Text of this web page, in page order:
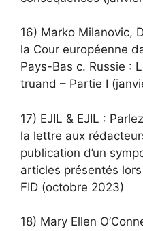
16) Marko Milanovic,
la Cour européenne
Pays-Bas c. Russie :
truand – Partie I
17) EJIL & EJIL :
la lettre aux
publication d’un
articles présentés
FID (octobre 2023)
18) Mary Ellen